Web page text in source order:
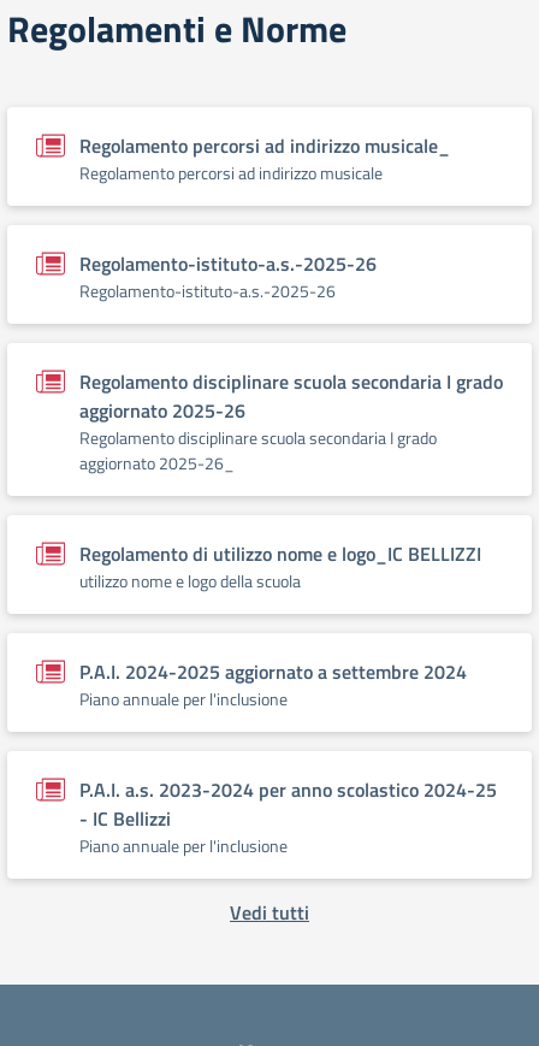
Regolamenti e Norme
Regolamento percorsi ad indirizzo musicale_
Regolamento percorsi ad indirizzo musicale
Regolamento-istituto-a.s.-2025-26
Regolamento-istituto-a.s.-2025-26
Regolamento disciplinare scuola secondaria I grado
aggiornato 2025-26
Regolamento disciplinare scuola secondaria I grado
aggiornato 2025-26_
Regolamento di utilizzo nome e logo_IC BELLIZZI
utilizzo nome e logo della scuola
P.A.I. 2024-2025 aggiornato a settembre 2024
Piano annuale per l'inclusione
P.A.I. a.s. 2023-2024 per anno scolastico 2024-25
- IC Bellizzi
Piano annuale per l'inclusione
Vedi tutti